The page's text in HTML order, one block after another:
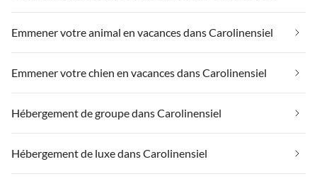
Emmener votre animal en vacances dans Carolinensiel
Emmener votre chien en vacances dans Carolinensiel
Hébergement de groupe dans Carolinensiel
Hébergement de luxe dans Carolinensiel